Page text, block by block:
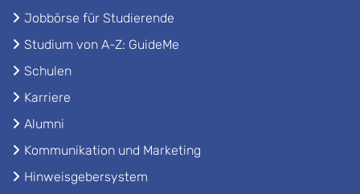
Jobbörse für Studierende
Studium von A-Z: GuideMe
Schulen
Karriere
Alumni
Kommunikation und Marketing
Hinweisgebersystem